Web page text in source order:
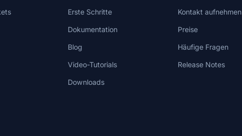
Erste Schritte
Dokumentation
Blog
Video-Tutorials
Downloads
Kontakt aufnehmen
Preise
Häufige Fragen
Release Notes